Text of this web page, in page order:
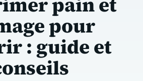
pour
: guide et